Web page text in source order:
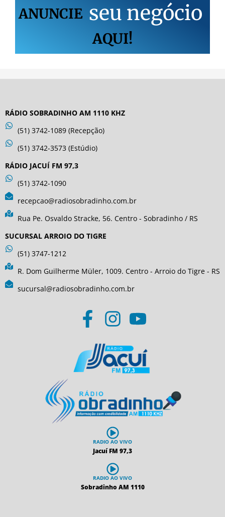
ANUNCIE seu negócio
AQUI!
RÁDIO SOBRADINHO AM 1110 KHZ
(51) 3742-1089 (Recepção)
(51) 3742-3573 (Estúdio)
RÁDIO JACUÍ FM 97,3
(51) 3742-1090
recepcao@radiosobradinho.com.br
Rua Pe. Osvaldo Stracke, 56. Centro - Sobradinho / RS
SUCURSAL ARROIO DO TIGRE
(51) 3747-1212
R. Dom Guilherme Müler, 1009. Centro - Arroio do Tigre - RS
sucursal@radiosobradinho.com.br
RADIO AO VIVO
Jacuí FM 97,3
RADIO AO VIVO
Sobradinho AM 1110